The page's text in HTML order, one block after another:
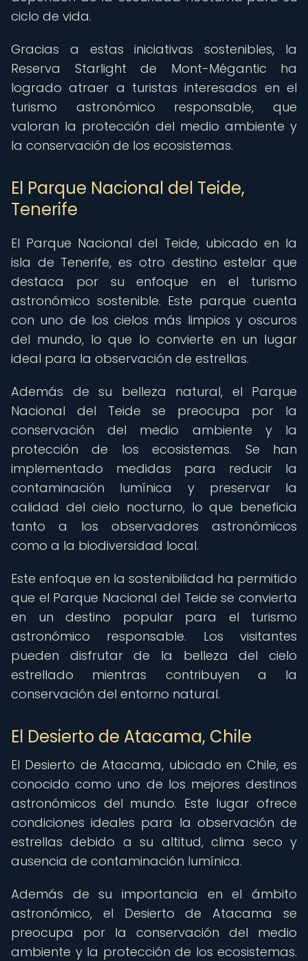
ciclo de vida.
Gracias a estas iniciativas sostenibles, la
Reserva Starlight de Mont-Mégantic ha
logrado atraer a turistas interesados en el
turismo astronómico responsable, que
valoran la protección del medio ambiente y
la conservación de los ecosistemas.
El Parque Nacional del Teide,
Tenerife
El Parque Nacional del Teide, ubicado en la
isla de Tenerife, es otro destino estelar que
destaca por su enfoque en el turismo
astronómico sostenible. Este parque cuenta
con uno de los cielos más limpios y oscuros
del mundo, lo que lo convierte en un lugar
ideal para la observación de estrellas.
Además de su belleza natural, el Parque
Nacional del Teide se preocupa por la
conservación del medio ambiente y la
protección de los ecosistemas. Se han
implementado medidas para reducir la
contaminación lumínica y preservar la
calidad del cielo nocturno, lo que beneficia
tanto a los observadores astronómicos
como a la biodiversidad local.
Este enfoque en la sostenibilidad ha permitido
que el Parque Nacional del Teide se convierta
en un destino popular para el turismo
astronómico responsable. Los visitantes
pueden disfrutar de la belleza del cielo
estrellado mientras contribuyen a la
conservación del entorno natural.
El Desierto de Atacama, Chile
El Desierto de Atacama, ubicado en Chile, es
conocido como uno de los mejores destinos
astronómicos del mundo. Este lugar ofrece
condiciones ideales para la observación de
estrellas debido a su altitud, clima seco y
ausencia de contaminación lumínica.
Además de su importancia en el ámbito
astronómico, el Desierto de Atacama se
preocupa por la conservación del medio
ambiente y la protección de los ecosistemas.